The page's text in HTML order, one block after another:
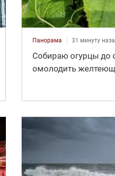
Панорама 31 минуту
Собираю огурцы до
омолодить